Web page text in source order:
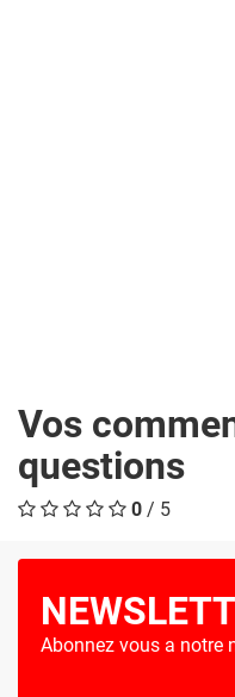
Vos
questions
0 / 5
Abonnez vous a notre